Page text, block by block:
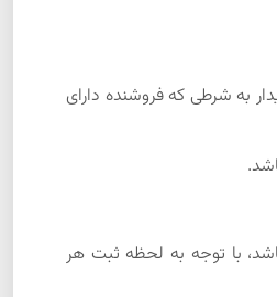
به شرطی که فروشنده دارای
با توجه به لحظه ثبت هر